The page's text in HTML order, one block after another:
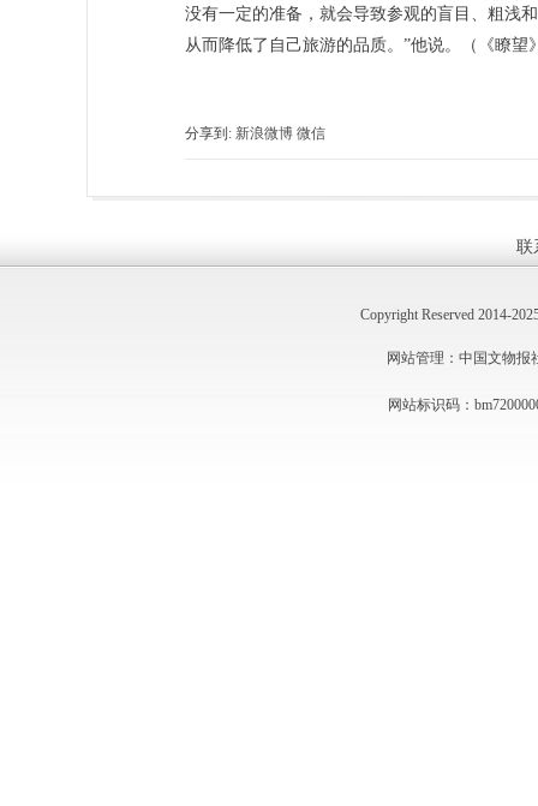
没有一定的准备，就会导致参观的盲目、粗浅
从而降低了自己旅游的品质。”他说。（《瞭
分享到: 新浪微博 微信
联
Copyright Reserved 2014-
网站管理：中国文物报
网站标识码：